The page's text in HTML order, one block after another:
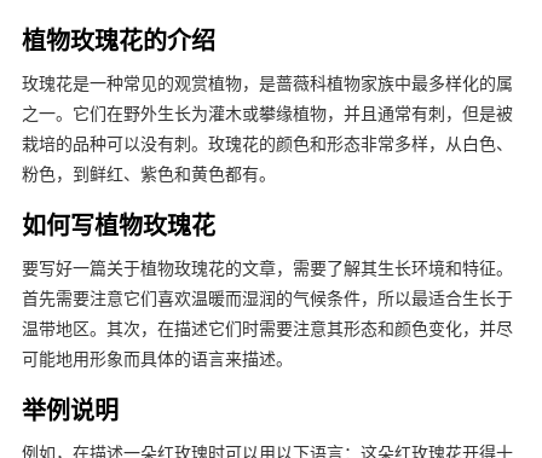
植物玫瑰花的介绍
玫瑰花是一种常见的观赏植物，是蔷薇科植物家族中最多样化的属
之一。它们在野外生长为灌木或攀缘植物，并且通常有刺，但是被
栽培的品种可以没有刺。玫瑰花的颜色和形态非常多样，从白色、
粉色，到鲜红、紫色和黄色都有。
如何写植物玫瑰花
要写好一篇关于植物玫瑰花的文章，需要了解其生长环境和特征。
首先需要注意它们喜欢温暖而湿润的气候条件，所以最适合生长于
温带地区。其次，在描述它们时需要注意其形态和颜色变化，并尽
可能地用形象而具体的语言来描述。
举例说明
例如，在描述一朵红玫瑰时可以用以下语言：这朵红玫瑰花开得十